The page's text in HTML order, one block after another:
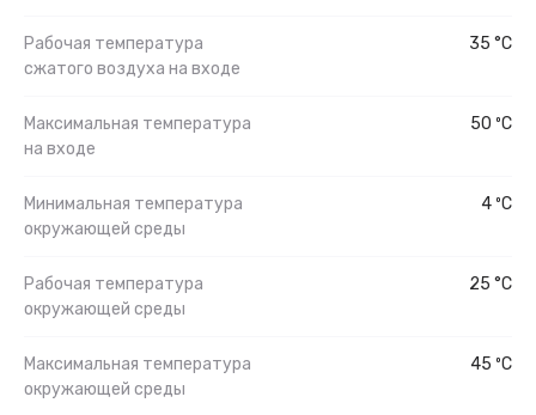
Рабочая температура
сжатого воздуха на входе
35 °C
Максимальная температура
на входе
50 ºС
Минимальная температура
окружающей среды
4 ºС
Рабочая температура
окружающей среды
25 °C
Максимальная температура
окружающей среды
45 ºС